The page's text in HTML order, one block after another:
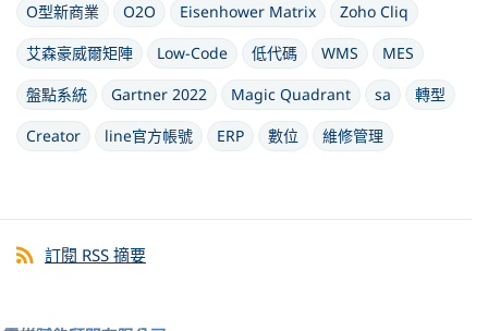
O型新商業
O2O Eisenhower Matrix
Zoho Cliq
艾森豪威爾矩陣
Low-Code 低代碼 WMS
MES
盤點系統
Gartner 2022 Magic Quadrant sa
轉型
Creator
line官方帳號 ERP 數位 維修管理
訂閱 RSS 摘要